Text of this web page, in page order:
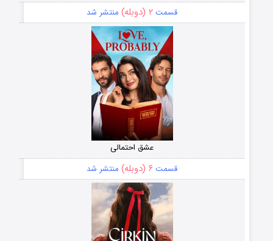
قسمت ۲ (دوبله) منتشر شد
عشق احتمالی
قسمت ۶ (دوبله) منتشر شد